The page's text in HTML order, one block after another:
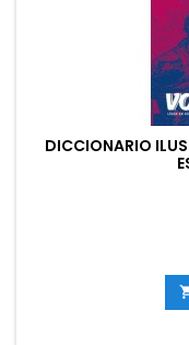
DICCIONARIO